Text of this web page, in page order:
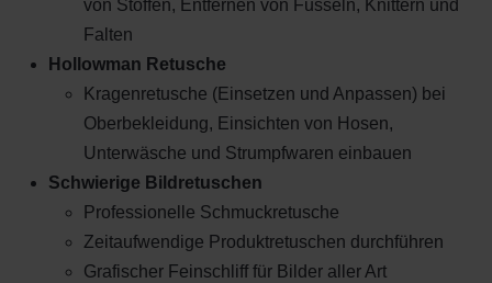
von Stoffen, Entfernen von Fusseln, Knittern und
Falten
Hollowman Retusche
Kragenretusche (Einsetzen und Anpassen) bei
Oberbekleidung, Einsichten von Hosen,
Unterwäsche und Strumpfwaren einbauen
Schwierige Bildretuschen
Professionelle Schmuckretusche
Zeitaufwendige Produktretuschen durchführen
Grafischer Feinschliff für Bilder aller Art